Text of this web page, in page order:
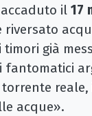
il 17
riversato
già
acque».